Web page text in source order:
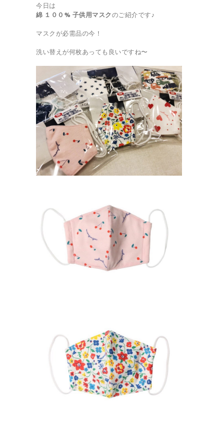
今日は
綿 １００% 子供用マスクのご紹介です♪
マスクが必需品の今！
洗い替えが何枚あっても良いですね〜